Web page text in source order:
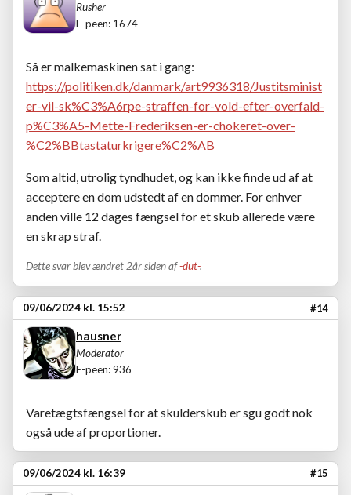
Rusher
E-peen: 1674
Så er malkemaskinen sat i gang:
https://politiken.dk/danmark/art9936318/Justitsminist
er-vil-sk%C3%A6rpe-straffen-for-vold-efter-overfald-
p%C3%A5-Mette-Frederiksen-er-chokeret-over-
%C2%BBtastaturkrigere%C2%AB
Som altid, utrolig tyndhudet, og kan ikke finde ud af at
acceptere en dom udstedt af en dommer. For enhver
anden ville 12 dages fængsel for et skub allerede være
en skrap straf.
Dette svar blev ændret 2år siden af-dut-.
09/06/2024 kl. 15:52 #14
hausner
Moderator
E-peen: 936
Varetægtsfængsel for at skulderskub er sgu godt nok
også ude af proportioner.
09/06/2024 kl. 16:39 #15